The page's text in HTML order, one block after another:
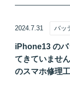
2024.7.31 バッ
iPhone13 のバ
てきていませ
のスマホ修理